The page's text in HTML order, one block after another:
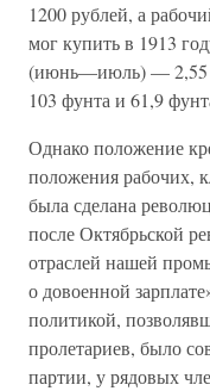
1200 рублей, а
мог купить в 1913
(июнь—июль) — 2,55
103 фунта и 61,9
Однако положение
положения рабочих,
была сделана
после Октябрьской
отраслей нашей
о довоенной
политикой,
пролетариев, было
партии, у рядовых